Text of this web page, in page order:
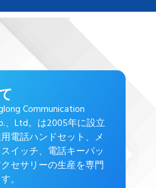
Communication
、Ltd。は2005年に設立
電話ハンドセット、メ
イッチ、電話キーパッ
セサリーの生産を専門
。